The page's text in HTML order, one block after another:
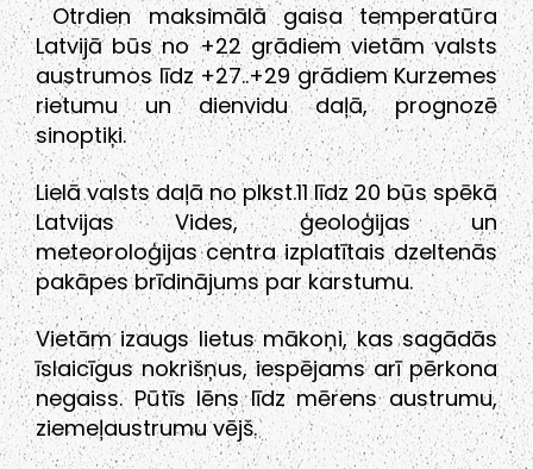
Otrdien maksimālā gaisa temperatūra
Latvijā būs no +22 grādiem vietām valsts
austrumos līdz +27..+29 grādiem Kurzemes
rietumu un dienvidu daļā, prognozē
sinoptiķi.
Lielā valsts daļā no plkst.11 līdz 20 būs spēkā
Latvijas Vides, ģeoloģijas un
meteoroloģijas centra izplatītais dzeltenās
pakāpes brīdinājums par karstumu.
Vietām izaugs lietus mākoņi, kas sagādās
īslaicīgus nokrišņus, iespējams arī pērkona
negaiss. Pūtīs lēns līdz mērens austrumu,
ziemeļaustrumu vējš.